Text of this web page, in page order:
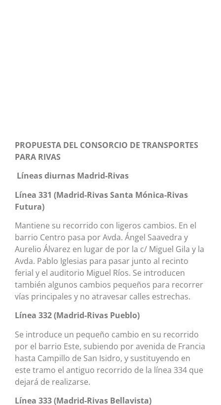
PROPUESTA DEL CONSORCIO DE TRANSPORTES
PARA RIVAS
Líneas diurnas Madrid-Rivas
Línea 331 (Madrid-Rivas Santa Mónica-Rivas
Futura)
Mantiene su recorrido con ligeros cambios. En el
barrio Centro pasa por Avda. Ángel Saavedra y
Aurelio Álvarez en lugar de por la c/ Miguel Gila y la
Avda. Pablo Iglesias para pasar junto al recinto
ferial y el auditorio Miguel Ríos. Se introducen
también algunos cambios pequeños para recorrer
vías principales y no atravesar calles estrechas.
Línea 332 (Madrid-Rivas Pueblo)
Se introduce un pequeño cambio en su recorrido
por el barrio Este, subiendo por avenida de Francia
hasta Campillo de San Isidro, y sustituyendo en
este tramo el antiguo recorrido de la línea 334 que
dejará de realizarse.
Línea 333 (Madrid-Rivas Bellavista)